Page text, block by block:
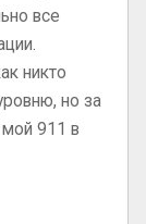
все
никто
но за
мой 911 в